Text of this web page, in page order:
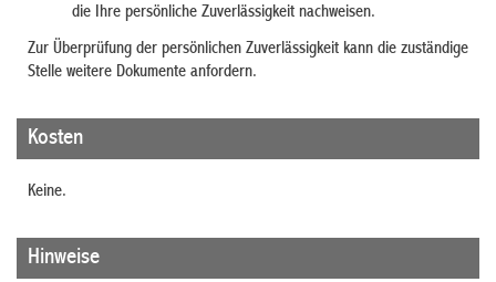
die Ihre persönliche Zuverlässigkeit nachweisen.
Zur Überprüfung der persönlichen Zuverlässigkeit kann die zuständige
Stelle weitere Dokumente anfordern.
Kosten
Keine.
Hinweise